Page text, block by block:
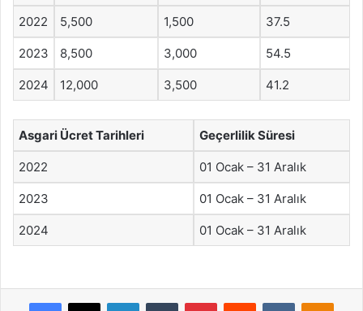
2022 5,500 1,500 37.5
2023 8,500 3,000 54.5
2024 12,000 3,500 41.2
Asgari Ücret Tarihleri Geçerlilik Süresi
2022 01 Ocak – 31 Aralık
2023 01 Ocak – 31 Aralık
2024 01 Ocak – 31 Aralık
Facebook
X LinkedInTumblr PinterestReddit VKontakte